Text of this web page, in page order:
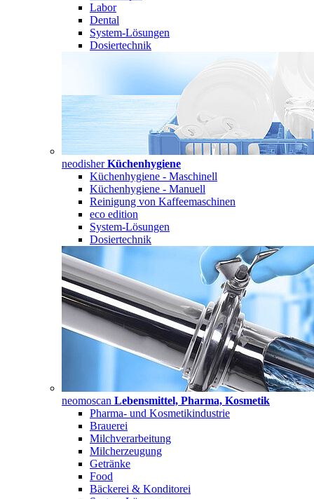
Labor
Dental
System-Lösungen
Dosiertechnik
neodisherKüchenhygiene
Küchenhygiene - Maschinell
Küchenhygiene - Manuell
Reinigung von Kaffeemaschinen
eco edition
System-Lösungen
Dosiertechnik
neomoscan Lebensmittel, Pharma, Kosmetik
Pharma- und Kosmetikindustrie
Brauerei
Milchverarbeitung
Milcherzeugung
Getränke
Food
Bäckerei & Konditorei